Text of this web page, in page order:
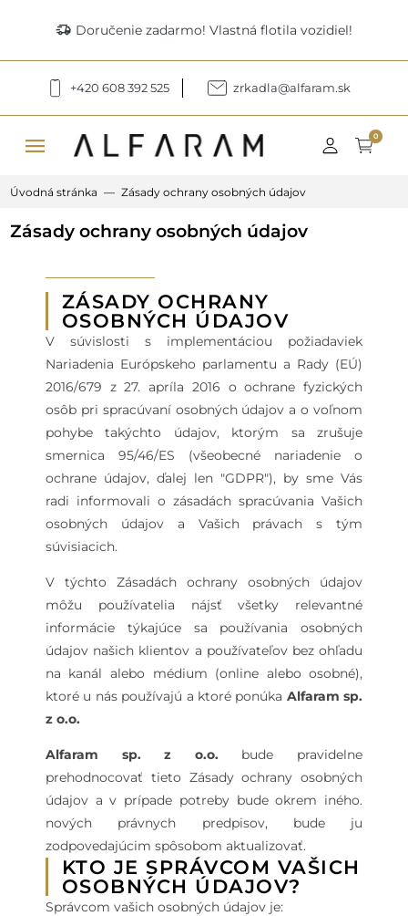
delivery_truck_speed Doručenie zadarmo! Vlastná flotila vozidiel!
+420 608 392 525 zrkadla@alfaram.sk
menu 0
Úvodná stránka Zásady ochrany osobných údajov
Zásady ochrany osobných údajov
ZÁSADY OCHRANY
OSOBNÝCH ÚDAJOV
V súvislosti s implementáciou požiadaviek
Nariadenia Európskeho parlamentu a Rady (EÚ)
2016/679 z 27. apríla 2016 o ochrane fyzických
osôb pri spracúvaní osobných údajov a o voľnom
pohybe takýchto údajov, ktorým sa zrušuje
smernica 95/46/ES (všeobecné nariadenie o
ochrane údajov, ďalej len "GDPR"), by sme Vás
radi informovali o zásadách spracúvania Vašich
osobných údajov a Vašich právach s tým
súvisiacich.
V týchto Zásadách ochrany osobných údajov
môžu používatelia nájsť všetky relevantné
informácie týkajúce sa používania osobných
údajov našich klientov a používateľov bez ohľadu
na kanál alebo médium (online alebo osobné),
ktoré u nás používajú a ktoré ponúka Alfaram sp.
z o.o.
Alfaram sp. z o.o.bude pravidelne
prehodnocovať tieto Zásady ochrany osobných
údajov a v prípade potreby bude okrem iného.
nových právnych predpisov, bude ju
zodpovedajúcim spôsobom aktualizovať.
KTO JE SPRÁVCOM VAŠICH
OSOBNÝCH ÚDAJOV?
Správcom vašich osobných údajov je: